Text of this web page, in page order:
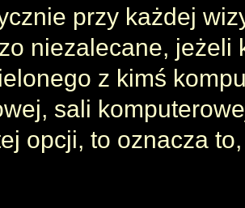
przy każdej
niezalecane, jeżeli
z kimś
sali
opcji, to oznacza